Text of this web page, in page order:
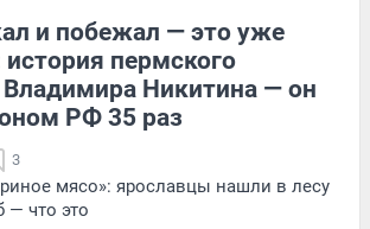
и побежал — это уже
пермского
Никитина — он
РФ 35 раз
3
мясо»: ярославцы нашли в лесу
— что это